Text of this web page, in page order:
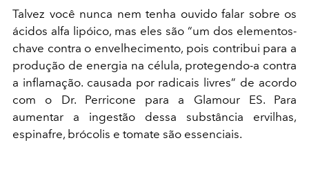
Talvez você nunca nem tenha ouvido falar sobre os
ácidos alfa lipóico, mas eles são “um dos elementos-
chave contra o envelhecimento, pois contribui para a
produção de energia na célula, protegendo-a contra
a inflamação. causada por radicais livres” de acordo
com o Dr. Perricone para a Glamour ES. Para
aumentar a ingestão dessa substância ervilhas,
espinafre, brócolis e tomate são essenciais.